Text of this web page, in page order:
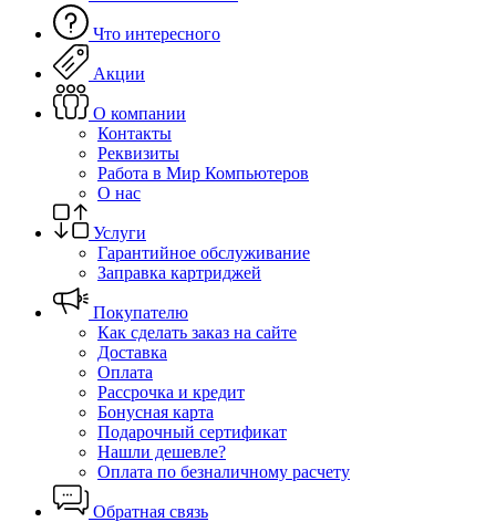
Что интересного
Акции
О компании
Контакты
Реквизиты
Работа в Мир Компьютеров
О нас
Услуги
Гарантийное обслуживание
Заправка картриджей
Покупателю
Как сделать заказ на сайте
Доставка
Оплата
Рассрочка и кредит
Бонусная карта
Подарочный сертификат
Нашли дешевле?
Оплата по безналичному расчету
Обратная связь